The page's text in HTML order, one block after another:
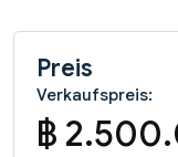
Preis
Verkaufspreis:
฿